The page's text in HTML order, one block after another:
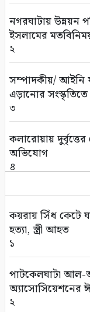
নগরঘাটায় উন্নয়ন
ইসলামের
২
সম্পাদকীয়/ আইনি
এড়ানোর সংস্কৃতিতে
৩
কলারোয়ায়
অভিযোগ
৪
সড়ক পথে
বাস ও ট্রাক
মতবিনিময়
৫
কলারোয়ার
এলাকাবাসীর
৬
কয়রায় সিঁধ কেটে
হত্যা, স্ত্রী আহত
১
পাটকেলঘাটা আল-
অ্যাসোসিয়েশনের
২